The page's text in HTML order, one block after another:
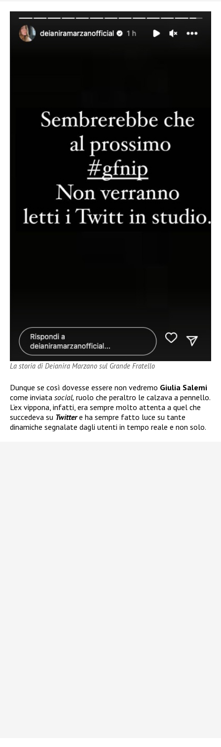
La storia di Deianira Marzano sul Grande Fratello
Dunque se così dovesse essere non vedremo Giulia Salemi
come inviata social, ruolo che peraltro le calzava a pennello.
L’ex vippona, infatti, era sempre molto attenta a quel che
succedeva su Twittere ha sempre fatto luce su tante
dinamiche segnalate dagli utenti in tempo reale e non solo.